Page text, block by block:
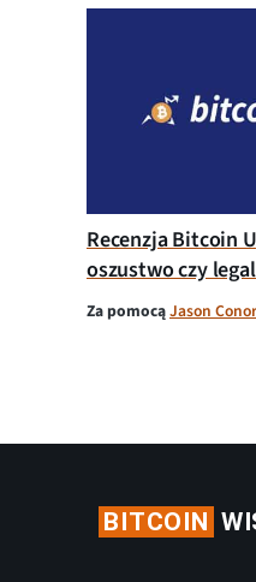
Recenzja Bitcoin
oszustwo czy
Za pomocąJason Conor
BITCOIN